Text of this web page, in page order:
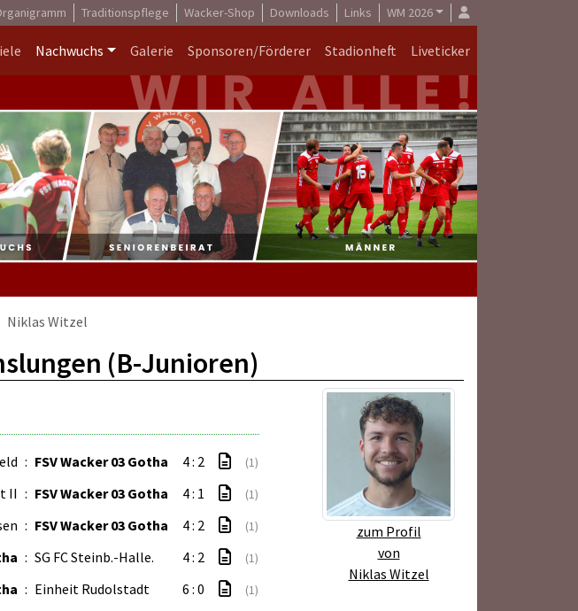
Traditionspflege Wacker-Shop Downloads Links WM 2026
Nachwuchs Galerie Sponsoren/Förderer Stadionheft Liveticker
Niklas Witzel
(B-Junioren)
zum Profil
von
Niklas Witzel
: FSV Wacker 03 Gotha 4 : 2 (1)
II : FSV Wacker 03 Gotha 4 : 1 (1)
: FSV Wacker 03 Gotha 4 : 2 (1)
: SG FC Steinb.-Halle. 4 : 2 (1)
: Einheit Rudolstadt 6 : 0 (1)